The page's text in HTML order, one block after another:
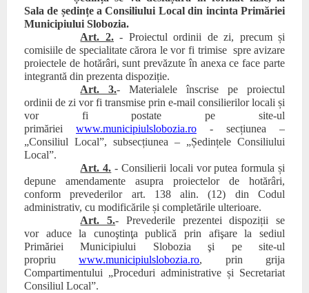
Sala de ședințe a Consiliului Local din incinta Primăriei
Municipiului Slobozia.
Art. 2.- Proiectul ordinii de zi, precum și
comisiile de specialitate cărora le vor fi trimise spre avizare
proiectele de hotărâri, sunt prevăzute în anexa ce face parte
integrantă din prezenta dispoziție.
Art. 3.- Materialele înscrise pe proiectul
ordinii de zi vor fi transmise prin e-mail consilierilor locali și
vor fi postate pe site-ul
primăriei www.municipiulslobozia.ro-secțiunea –
„Consiliul Local”, subsecțiunea – „Ședințele Consiliului
Local”.
Art. 4. - Consilierii locali vor putea formula și
depune amendamente asupra proiectelor de hotărâri,
conform prevederilor art. 138 alin. (12) din Codul
administrativ, cu modificările și completările ulterioare.
Art. 5.- Prevederile prezentei dispoziții se
voraduce la cunoştinţa publică prin afişare la sediul
Primăriei Municipiului Slobozia şi pe site-ul
propriuwww.municipiulslobozia.ro, prin grija
Compartimentului „Proceduri administrative și Secretariat
Consiliul Local”.